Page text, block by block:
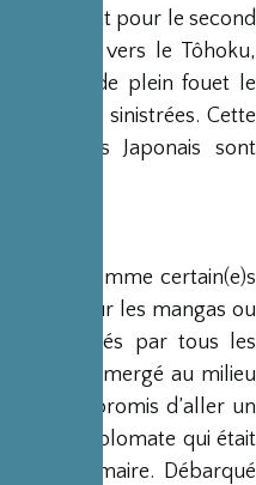
différent pour le second
remonté vers le Tôhoku,
ont subi de plein fouet le
de zones sinistrées. Cette
mais les Japonais sont
comme certain(e)s
pour les mangas ou
été attirés par tous les
qui a émergé au milieu
m’étais promis d’aller un
fils de diplomate qui était
primaire. Débarqué